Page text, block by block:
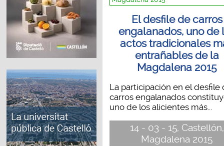
El desfile de carros
engalanados, uno de
actos tradicionales
entrañables de la
Magdalena 2015
La participación en el desfile
carros engalanados
uno de los alicientes más...
14 - 03 - 15, Castellón,
Magdalena 2015